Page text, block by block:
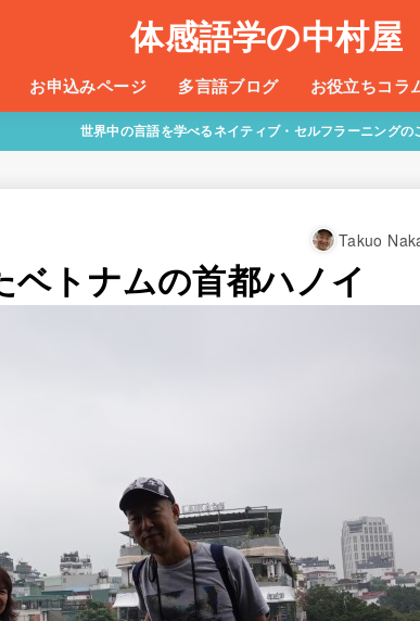
体感語学の中村屋
お申込みページ 多言語ブログ お役立ちコラ
世界中の言語を学べるネイティブ・セルフラーニングの
Takuo
トナムの首都ハノイ